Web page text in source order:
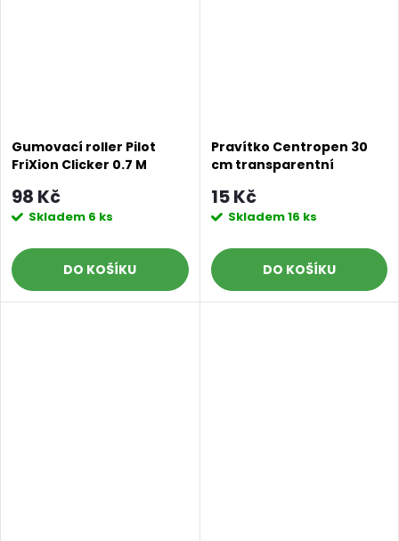
Gumovací roller Pilot
FriXion Clicker 0.7 M
98 Kč
Skladem 6 ks
DO KOŠÍKU
Pravítko Centropen 30
cm transparentní
15 Kč
Skladem16 ks
DO KOŠÍKU